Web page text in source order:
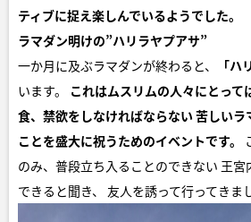
ティブに捉え楽しんでいるようでした。
ラマダン明けの”ハリラヤプアサ”
一か月に及ぶラマダンが終わると、
「ハ
います。 これはムスリムの人々にとって
食、禁欲をしなければならない 苦しいラ
ことを盛大に祝うためのイベントです。
のみ、普段立ち入ることのできない 王
できると聞き、 友人を誘って行ってきま